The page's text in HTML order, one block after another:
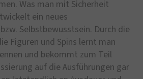
Was man mit Sicherheit
ein neues
Selbstbewusstsein. Durch die
Figuren und Spins lernt man
und bekommt zum Teil
auf die Ausführungen gar